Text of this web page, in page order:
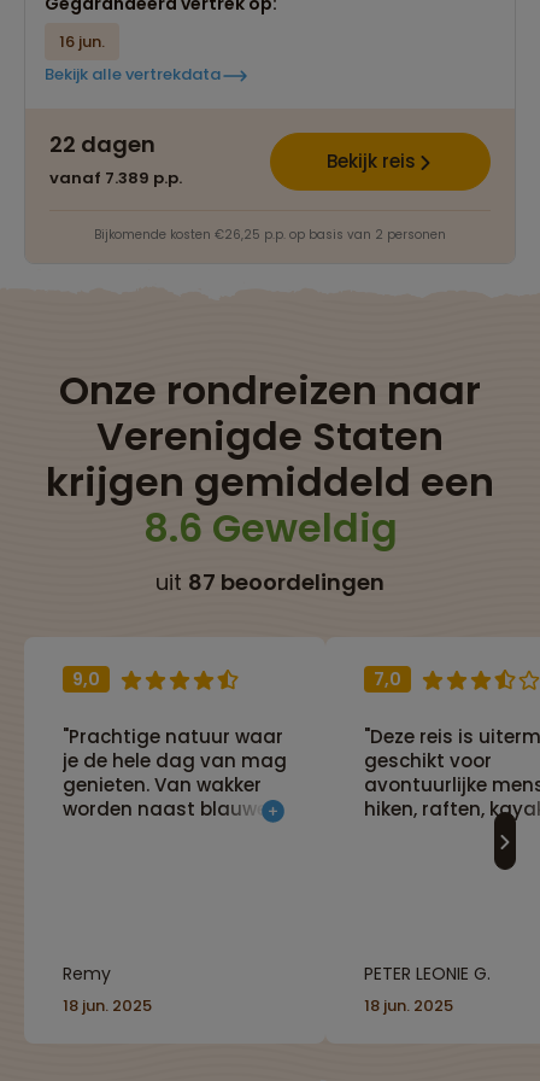
16 jun.
Bekijk alle vertrekdata
22 dagen
vanaf 7.389 p.p.
Bekijk reis
Bijkomende kosten €26,25 p.p. op basis van 2 personen
Onze rondreizen naar
Verenigde Staten
krijgen gemiddeld een
8.6 Geweldig
uit 87 beoordelingen
9,0
"Prachtige natuur waar
je de hele dag van mag
genieten. Van wakker
worden naast blauwe
een hotel. Zorgt voor
een goede combinatie."
Remy
18 jun. 2025
7,0
"Deze reis is
geschikt voor
avontuurlijke
hiken, raften,
gletsjerwandelen,
vliegen, vissen in
orka's,
bultrugwalvissen,
PETER LEONIE G.
18 jun. 2025